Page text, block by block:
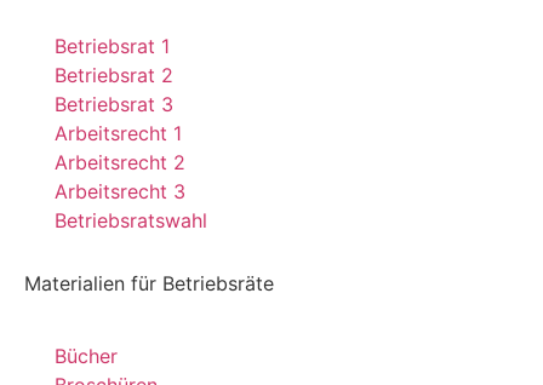
Betriebsrat 1
Betriebsrat 2
Betriebsrat 3
Arbeitsrecht 1
Arbeitsrecht 2
Arbeitsrecht 3
Betriebsratswahl
Materialien für Betriebsräte
Bücher